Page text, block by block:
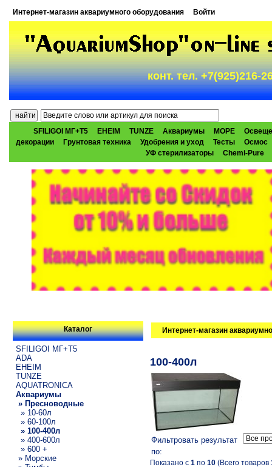
Интернет-магазин аквариумного оборудования Войти
конт. тел. +7(925)216-
SFILIGOI МГ+Т5 EHEIM TUNZE Аквариумы МОРЕ
декорации
Грунтовая техника Удобрения и уход Тесты
Осмос
УФ стерилизаторы
Chemi-Pure
Каталог
SFILIGOI МГ+Т5
ADA
EHEIM
TUNZE
AQUATRONICA
Аквариумы
» Пресноводные
» 10-60л
» 60-100л
» 100-400л
» 400-600л
» 600 +
» Морские
Интернет-магазин
100-400л
Фильтровать результат
по:
Показано с 1по 10(Всего товаров